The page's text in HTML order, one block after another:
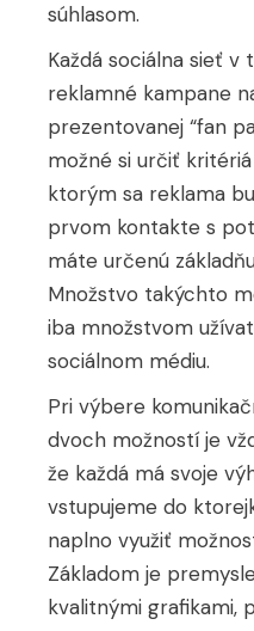
súhlasom.
Každá sociálna sieť
reklamné kampane
prezentovanej “fan
možné si určiť
ktorým sa reklama
prvom kontakte s
máte určenú
Množstvo takýchto
iba množstvom
sociálnom médiu.
Pri výbere
dvoch možností je
že každá má svoje
vstupujeme do
naplno využiť
Základom je
kvalitnými grafikami,